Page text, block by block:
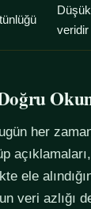
veridir
her
ele
veri azlığı